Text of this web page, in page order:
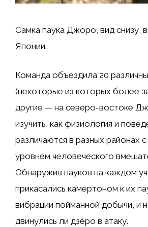
Самка паука Джоро, вид снизу,
Японии.
Команда объездила 20
(некоторые из которых более
другие — на северо-востоке
изучить, как физиология и
различаются в разных районах
уровнем человеческого
Обнаружив пауков на каждом
прикасались камертоном к их
вибрации пойманной добычи, и
двинулись ли дзёро в атаку.